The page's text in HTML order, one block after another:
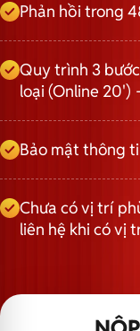
Phản hồi trong
Quy trình 3
loại (Online 20')
Bảo mật thông
Chưa có vị trí
liên hệ khi có vị